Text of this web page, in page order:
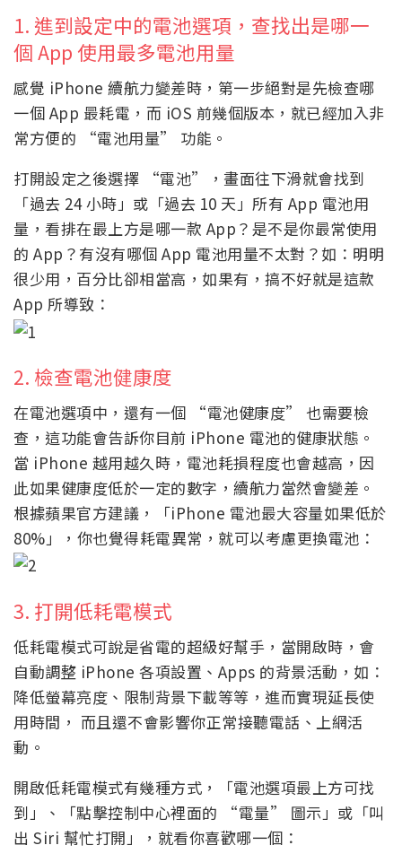
1. 進到設定中的電池選項，查找出是哪一
個 App 使用最多電池用量
感覺 iPhone 續航力變差時，第一步絕對是先檢查哪
一個 App 最耗電，而 iOS 前幾個版本，就已經加入非
常方便的 “電池用量” 功能。
打開設定之後選擇 “電池”，畫面往下滑就會找到
「過去 24 小時」或「過去 10 天」所有 App 電池用
量，看排在最上方是哪一款 App？是不是你最常使用
的 App？有沒有哪個 App 電池用量不太對？如：明明
很少用，百分比卻相當高，如果有，搞不好就是這款
App 所導致：
2. 檢查電池健康度
在電池選項中，還有一個 “電池健康度” 也需要檢
查，這功能會告訴你目前 iPhone 電池的健康狀態。
當 iPhone 越用越久時，電池耗損程度也會越高，因
此如果健康度低於一定的數字，續航力當然會變差。
根據蘋果官方建議，「iPhone 電池最大容量如果低於
80%」，你也覺得耗電異常，就可以考慮更換電池：
3. 打開低耗電模式
低耗電模式可說是省電的超級好幫手，當開啟時，會
自動調整 iPhone 各項設置、Apps 的背景活動，如：
降低螢幕亮度、限制背景下載等等，進而實現延長使
用時間， 而且還不會影響你正常接聽電話、上網活
動。
開啟低耗電模式有幾種方式，「電池選項最上方可找
到」、「點擊控制中心裡面的 “電量” 圖示」或「叫
出 Siri 幫忙打開」，就看你喜歡哪一個：